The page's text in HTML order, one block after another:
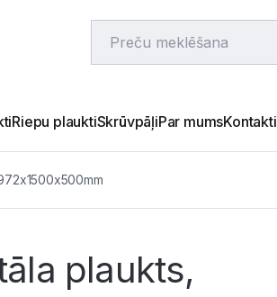
Riepu plauktiSkrūvpāļiPar mumsKontakti
plaukts,